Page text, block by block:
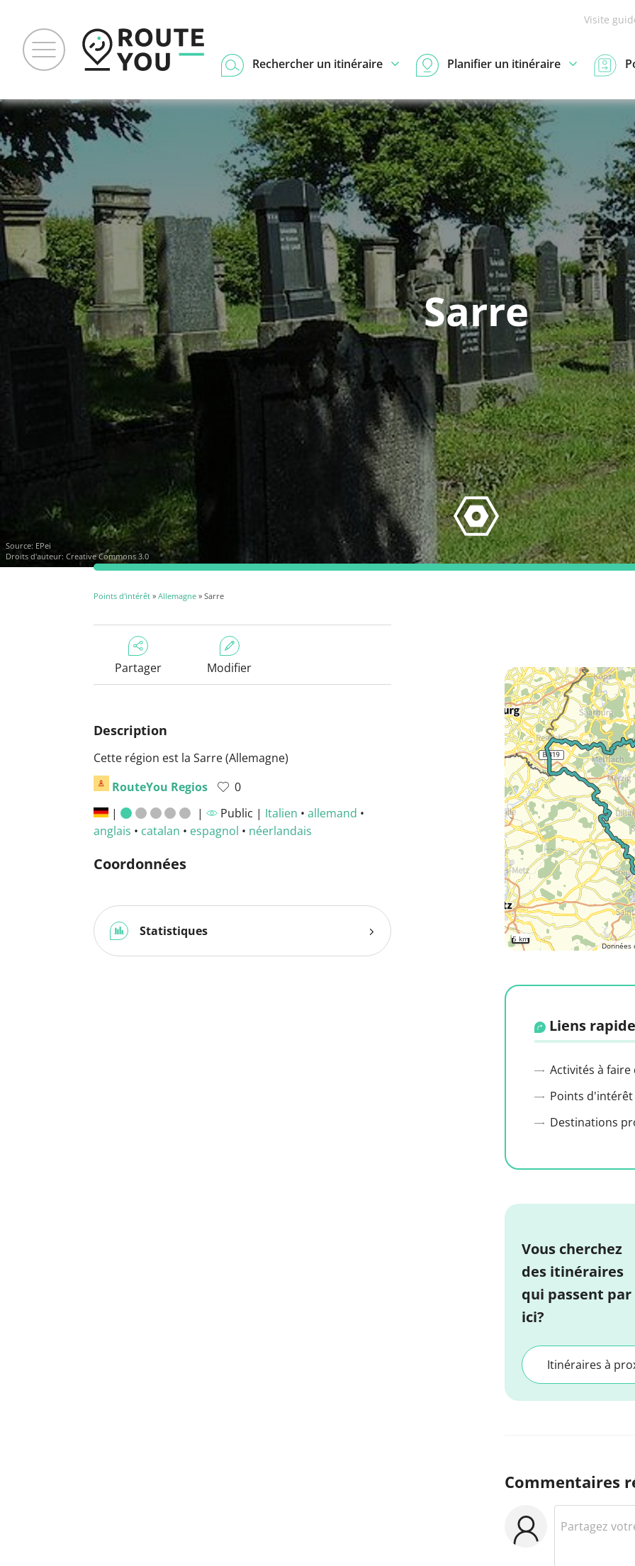
Visite
Rechercher un itinéraire Planifier un itinéraire
Sarre
Source: EPei
Droits d'auteur: Creative Commons 3.0
Points d'intérêt » Allemagne » Sarre
Partager Modifier
Description
Cette région est la Sarre (Allemagne)
RouteYou Regios
0
|
| Public | Italien • allemand •
anglais • catalan • espagnol • néerlandais
Coordonnées
Statistiques
Données
5 km
Liens
Activités à
Points
Destinations
Vous cherchez
des itinéraires
qui passent par
ici?
Itinéraires à
Commentaires